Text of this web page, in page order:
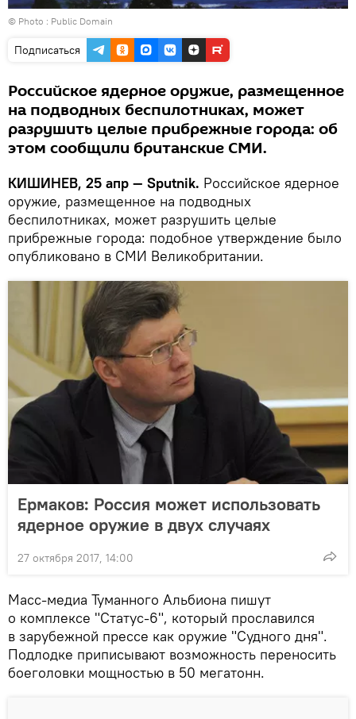
© Photo : Public Domain
Подписаться
Российское ядерное оружие, размещенное
на подводных беспилотниках, может
разрушить целые прибрежные города: об
этом сообщили британские СМИ.
КИШИНЕВ, 25 апр — Sputnik. Российское ядерное
оружие, размещенное на подводных
беспилотниках, может разрушить целые
прибрежные города: подобное утверждение было
опубликовано в СМИ Великобритании.
Ермаков: Россия может использовать
ядерное оружие в двух случаях
27 октября 2017, 14:00
Масс-медиа Туманного Альбиона пишут
о комплексе "Статус-6", который прославился
в зарубежной прессе как оружие "Судного дня".
Подлодке приписывают возможность переносить
боеголовки мощностью в 50 мегатонн.